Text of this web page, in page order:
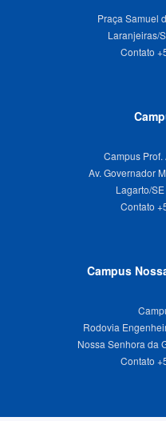
Praça Samuel
Laranjeiras/
Campus
Av. Governador
Lagarto/
Campus
Rodovia
Nossa Senhora da